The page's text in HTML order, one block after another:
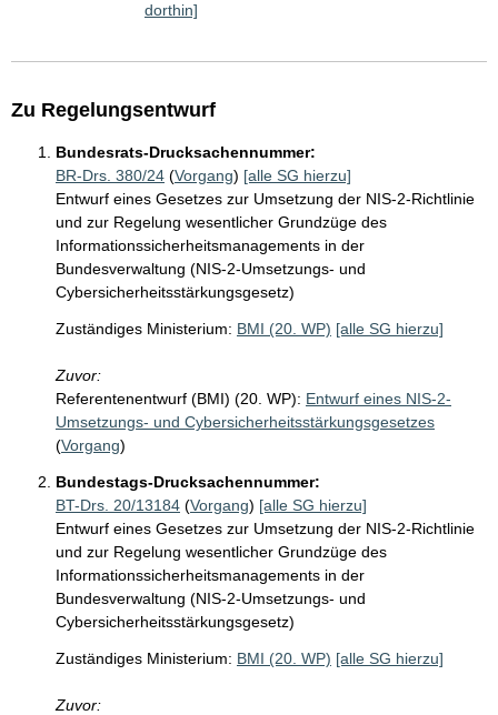
dorthin]
Zu Regelungsentwurf
Bundesrats-Drucksachennummer:
BR-Drs. 380/24 (Vorgang) [alle SG hierzu]
Entwurf eines Gesetzes zur Umsetzung der NIS-2-Richtlinie
und zur Regelung wesentlicher Grundzüge des
Informationssicherheitsmanagements in der
Bundesverwaltung (NIS-2-Umsetzungs- und
Cybersicherheitsstärkungsgesetz)
Zuständiges Ministerium: BMI (20. WP) [alle SG hierzu]
Zuvor:
Referentenentwurf (BMI) (20. WP): Entwurf eines NIS-2-
Umsetzungs- und Cybersicherheitsstärkungsgesetzes
(Vorgang)
Bundestags-Drucksachennummer:
BT-Drs. 20/13184 (Vorgang) [alle SG hierzu]
Entwurf eines Gesetzes zur Umsetzung der NIS-2-Richtlinie
und zur Regelung wesentlicher Grundzüge des
Informationssicherheitsmanagements in der
Bundesverwaltung (NIS-2-Umsetzungs- und
Cybersicherheitsstärkungsgesetz)
Zuständiges Ministerium: BMI (20. WP) [alle SG hierzu]
Zuvor: